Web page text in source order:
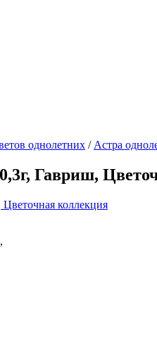
однолетних /Астра
Гавриш,
,